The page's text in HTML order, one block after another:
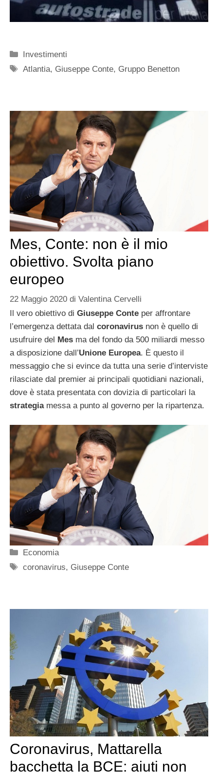
Categorie
Investimenti
Tag
Atlantia, Giuseppe Conte, Gruppo Benetton
Mes, Conte: non è il mio
obiettivo. Svolta piano
europeo
22 Maggio 2020 di Valentina Cervelli
Il vero obiettivo di Giuseppe Conte per affrontare
l’emergenza dettata dal coronavirus non è quello di
usufruire del
Mes ma del fondo da 500 miliardi messo
a disposizione dall’Unione Europea. È questo il
messaggio che si evince da tutta una serie d’interviste
rilasciate dal premier ai principali quotidiani nazionali,
dove è stata presentata con dovizia di particolari la
strategiamessa a punto al governo per la ripartenza.
Categorie
Economia
Tag
coronavirus, Giuseppe Conte
Coronavirus, Mattarella
bacchetta la BCE: aiuti non